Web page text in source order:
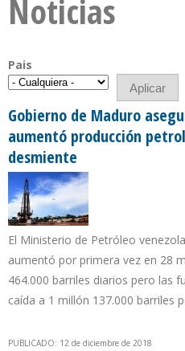
Noticias
Pais
Gobierno de Maduro
aumentó producción
desmiente
El Ministerio de Petróleo
aumentó por primera vez en 28
464.000 barriles diarios pero las
caída a 1 millón 137.000 barriles
PUBLICADO: 12 de diciembre de 2018